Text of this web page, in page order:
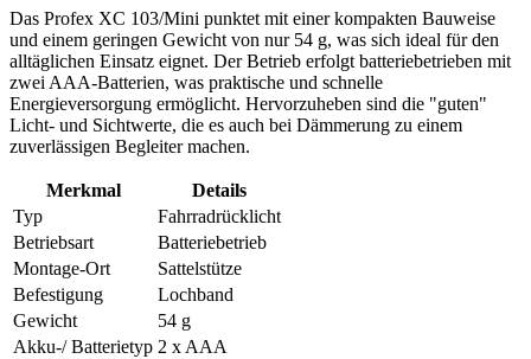
Das Profex XC 103/Mini punktet mit einer kompakten Bauweise
und einem geringen Gewicht von nur 54 g, was sich ideal für den
alltäglichen Einsatz eignet. Der Betrieb erfolgt batteriebetrieben mit
zwei AAA-Batterien, was praktische und schnelle
Energieversorgung ermöglicht. Hervorzuheben sind die "guten"
Licht- und Sichtwerte, die es auch bei Dämmerung zu einem
zuverlässigen Begleiter machen.
Merkmal
Details
Typ
Fahrradrücklicht
Betriebsart
Batteriebetrieb
Montage-Ort
Sattelstütze
Befestigung
Lochband
Gewicht
54 g
Akku-/ Batterietyp 2 x AAA